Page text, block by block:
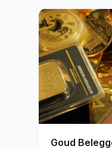
goud
Goud